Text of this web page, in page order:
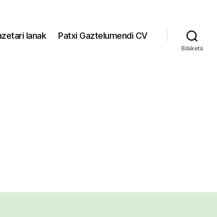
lanak Patxi Gaztelumendi CV
Bilaketa